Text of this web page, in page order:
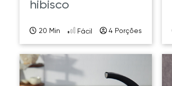
hibisco
20 Min Fácil 4 Porções